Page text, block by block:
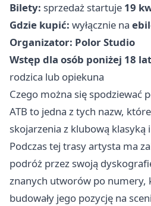
Bilety: sprzedaż startuje 19
Gdzie kupić: wyłącznie na
Organizator: Polor Studio
Wstęp dla osób poniżej 18
rodzica lub opiekuna
Czego można się spodziewać
ATB to jedna z tych nazw,
skojarzenia z klubową
Podczas tej trasy artysta ma
podróż przez swoją
znanych utworów po numery,
budowały jego pozycję na